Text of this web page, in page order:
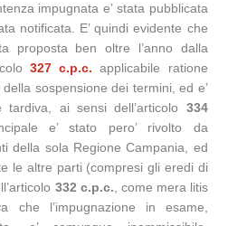
impugnata e’ stata pubblicata
notificata. E’ quindi evidente che
proposta ben oltre l’anno dalla
327 c.p.c. applicabile ratione
sospensione dei termini, ed e’
tardiva, ai sensi dell’articolo 334
e’ stato pero’ rivolto da
della sola Regione Campania, ed
le altre parti (compresi gli eredi di
332 c.p.c. , come mera litis
che l’impugnazione in esame,